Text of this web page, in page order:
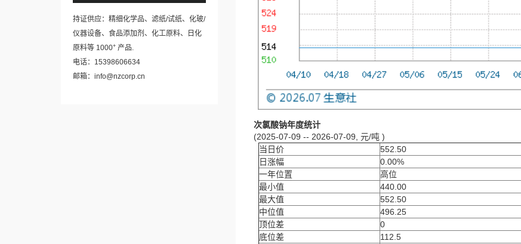
持证供应：精细化学品、滤纸/试纸、化玻/
仪器设备、食品添加剂、化工原料、日化
原料等 1000+ 产品.
电话：15398606634
邮箱：info@nzcorp.cn
次氯酸钠年度统计
(2025-07-09 -- 2026-07-09, 元/吨 )
当日价
552.50
日涨幅
0.00%
一年位置
高位
最小值
440.00
最大值
552.50
中位值
496.25
顶位差
0
底位差
112.5